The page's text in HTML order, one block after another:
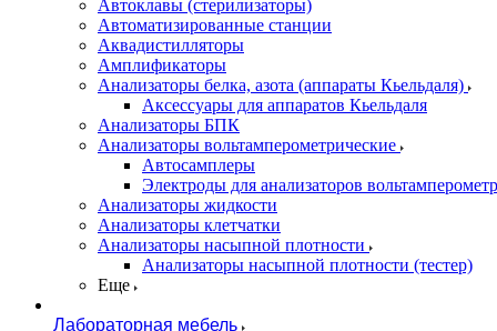
Автоклавы (стерилизаторы)
Автоматизированные станции
Аквадистилляторы
Амплификаторы
Анализаторы белка, азота (аппараты Кьельдаля)
Аксессуары для аппаратов Кьельдаля
Анализаторы БПК
Анализаторы вольтамперометрические
Автосамплеры
Электроды для анализаторов
Анализаторы жидкости
Анализаторы клетчатки
Анализаторы насыпной плотности
Анализаторы насыпной плотности (тестер)
Еще
Лабораторная мебель